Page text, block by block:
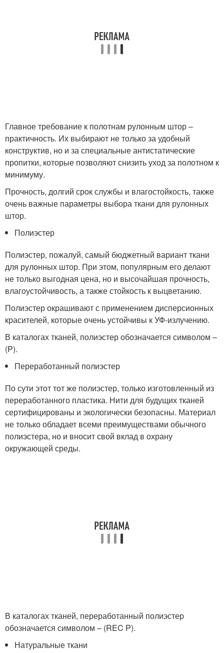
Главное требование к полотнам рулонным штор –
практичность. Их выбирают не только за удобный
конструктив, но и за специальные антистатические
пропитки, которые позволяют снизить уход за полотном к
минимуму.
Прочность, долгий срок службы и влагостойкость, также
очень важные параметры выбора ткани для рулонных
штор.
Полиэстер
Полиэстер, пожалуй, самый бюджетный вариант ткани
для рулонных штор. При этом, популярным его делают
не только выгодная цена, но и высочайшая прочность,
влагоустойчивость, а также стойкость к выцветанию.
Полиэстер окрашивают с применением дисперсионных
красителей, которые очень устойчивы к УФ-излучению.
В каталогах тканей, полиэстер обозначается символом –
(P).
Переработанный полиэстер
По сути этот тот же полиэстер, только изготовленный из
переработанного пластика. Нити для будущих тканей
сертифицированы и экологически безопасны. Материал
не только обладает всеми преимуществами обычного
полиэстера, но и вносит свой вклад в охрану
окружающей среды.
В каталогах тканей, переработанный полиэстер
обозначается символом – (REC P).
Натуральные ткани